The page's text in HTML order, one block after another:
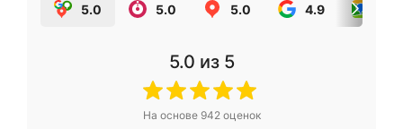
5.0 5.0 5.0 4.9
5.0 из 5
На основе 942оценок